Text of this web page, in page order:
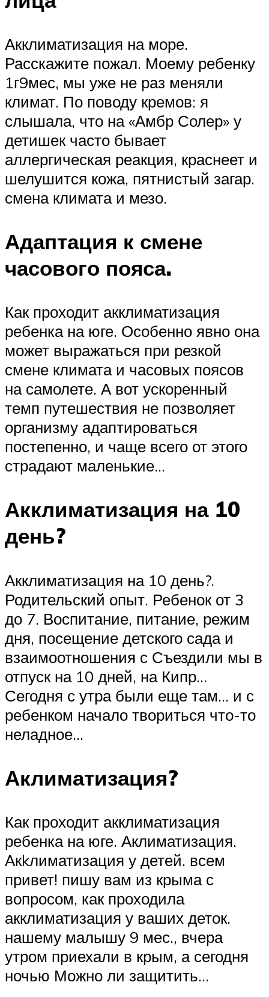
Акклиматизация на море.
Расскажите пожал. Моему ребенку
1г9мес, мы уже не раз меняли
климат. По поводу кремов: я
слышала, что на «Амбр Солер» у
детишек часто бывает
аллергическая реакция, краснеет и
шелушится кожа, пятнистый загар.
смена климата и мезо.
Адаптация к смене
часового пояса.
Как проходит акклиматизация
ребенка на юге. Особенно явно она
может выражаться при резкой
смене климата и часовых поясов
на самолете. А вот ускоренный
темп путешествия не позволяет
организму адаптироваться
постепенно, и чаще всего от этого
страдают маленькие…
Акклиматизация на 10
день?
Акклиматизация на 10 день?.
Родительский опыт. Ребенок от 3
до 7. Воспитание, питание, режим
дня, посещение детского сада и
взаимоотношения с Съездили мы в
отпуск на 10 дней, на Кипр…
Сегодня с утра были еще там… и с
ребенком начало твориться что-то
неладное…
Аклиматизация?
Как проходит акклиматизация
ребенка на юге. Аклиматизация.
Акkлиматизация у детей. всем
привет! пишу вам из крыма с
вопросом, как проходила
акклиматизация у ваших деток.
нашему малышу 9 мес., вчера
утром приехали в крым, а сегодня
ночью Можно ли защитить…